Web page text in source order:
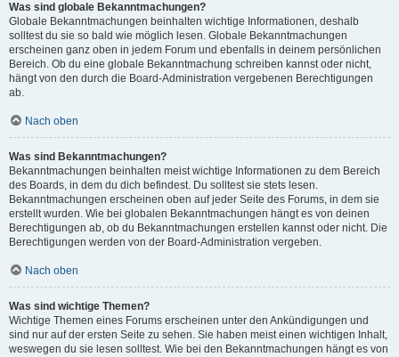
Was sind globale Bekanntmachungen?
Globale Bekanntmachungen beinhalten wichtige Informationen, deshalb
solltest du sie so bald wie möglich lesen. Globale Bekanntmachungen
erscheinen ganz oben in jedem Forum und ebenfalls in deinem persönlichen
Bereich. Ob du eine globale Bekanntmachung schreiben kannst oder nicht,
hängt von den durch die Board-Administration vergebenen Berechtigungen
ab.
Nach oben
Was sind Bekanntmachungen?
Bekanntmachungen beinhalten meist wichtige Informationen zu dem Bereich
des Boards, in dem du dich befindest. Du solltest sie stets lesen.
Bekanntmachungen erscheinen oben auf jeder Seite des Forums, in dem sie
erstellt wurden. Wie bei globalen Bekanntmachungen hängt es von deinen
Berechtigungen ab, ob du Bekanntmachungen erstellen kannst oder nicht. Die
Berechtigungen werden von der Board-Administration vergeben.
Nach oben
Was sind wichtige Themen?
Wichtige Themen eines Forums erscheinen unter den Ankündigungen und
sind nur auf der ersten Seite zu sehen. Sie haben meist einen wichtigen Inhalt,
weswegen du sie lesen solltest. Wie bei den Bekanntmachungen hängt es von